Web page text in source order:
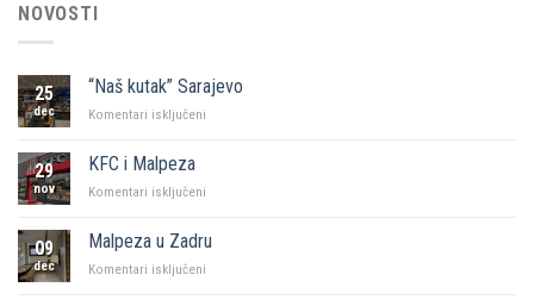
NOVOSTI
25
dec
“Naš kutak” Sarajevo
Komentari isključeni
29
nov
KFC i Malpeza
Komentari isključeni
Malpeza
09
dec
Malpeza u Zadru
Komentari isključeni